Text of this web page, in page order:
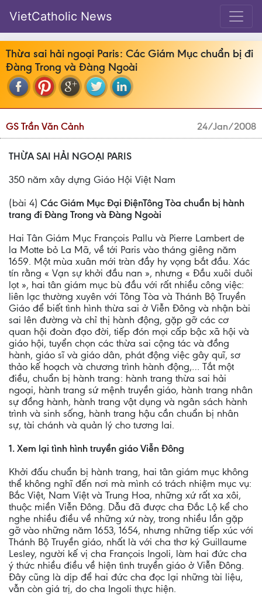
VietCatholic News
Thừa sai hải ngoại Paris: Các Giám Mục chuẩn bị đi
Đàng Trong và Đàng Ngoài
GS Trần Văn Cảnh 24/Jan/2008
THỪA SAI HẢI NGOẠI PARIS
350 năm xây dựng Giáo Hội Việt Nam
(bài 4) Các Giám Mục Ðại ÐiệnTông Tòa chuẩn bị hành
trang đi Ðàng Trong và Ðàng Ngoài
Hai Tân Giám Mục François Pallu và Pierre Lambert de
la Motte bỏ La Mã, về tới Paris vào tháng giêng năm
1659. Một mùa xuân mới tràn đầy hy vọng bắt đầu. Xác
tín rằng « Vạn sự khởi đầu nan », nhưng « Ðầu xuôi duôi
lọt », hai tân giám mục bù đầu với rất nhiều công việc:
liên lạc thường xuyên với Tông Tòa và Thánh Bộ Truyền
Giáo để biết tình hình thừa sai ở Viễn Ðông và nhận bài
sai lên đường và chỉ thị hành động, gặp gỡ các cơ
quan hội đoàn đạo đời, tiếp đón mọi cấp bậc xã hội và
giáo hội, tuyển chọn các thừa sai cộng tác và đồng
hành, giáo sĩ và giáo dân, phát động việc gây quĩ, sơ
thảo kế hoạch và chương trình hành động,… Tắt một
điều, chuẩn bị hành trang: hành trang thừa sai hải
ngoại, hành trang sứ mệnh truyền giáo, hành trang nhân
sự đồng hành, hành trang vật dụng và ngân sách hành
trình và sinh sống, hành trang hậu cần chuẩn bị nhân
sự, tài chánh và quản lý cho tương lai.
1. Xem lại tình hình truyền giáo Viễn Ðông
Khởi đấu chuẩn bị hành trang, hai tân giám mục không
thể không nghĩ đến nơi mà mình có trách nhiệm mục vụ:
Bắc Việt, Nam Việt và Trung Hoa, những xứ rất xa xôi,
thuộc miền Viễn Ðông. Dẫu đã được cha Ðắc Lộ kể cho
nghe nhiều điều về những xứ này, trong nhiều lần gặp
gỡ vào những năm 1653, 1654, nhưng những tiếp xúc với
Thánh Bộ Truyền giáo, nhất là với cha thơ ký Guillaume
Lesley, người kế vị cha François Ingoli, làm hai đức cha
ý thức nhiều điều về hiện tình truyền giáo ở Viễn Ðông.
Ðây cũng là dịp để hai đức cha đọc lại những tài liệu,
vẫn còn giá trị, do cha Ingoli thực hiện.